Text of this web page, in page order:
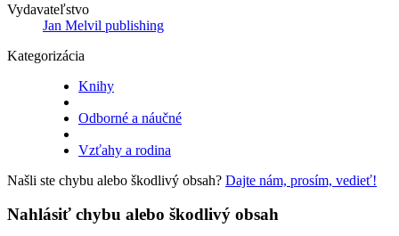
Vydavateľstvo
Jan Melvil publishing
Kategorizácia
Knihy
Odborné a náučné
Vzťahy a rodina
Našli ste chybu alebo škodlivý obsah? Dajte nám, prosím, vedieť!
Nahlásiť chybu alebo škodlivý obsah